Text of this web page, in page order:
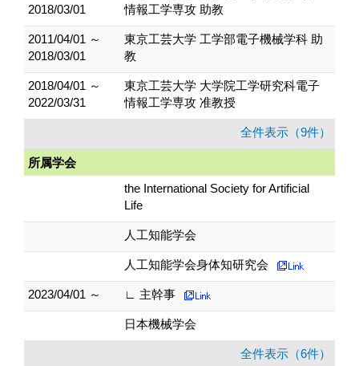
2018/03/01
情報工学専攻 助教
2011/04/01 ～
2018/03/01
東京工芸大学 工学部電子機械学科 助
教
2018/04/01 ～
2022/03/31
東京工芸大学 大学院工学研究科電子
情報工学専攻 准教授
全件表示（9件）
所属学会
the International Society for Artificial
Life
人工知能学会
人工知能学会身体知研究会
2023/04/01 ～ ∟ 主幹事
日本機械学会
全件表示（6件）